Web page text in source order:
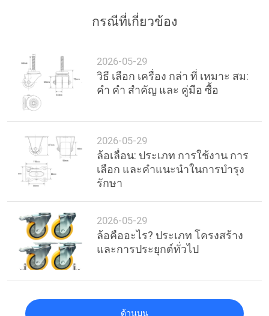
อ้าง
แผนผัง
เว็บไซต์
PRIVACY
POLICY
กรณีที่เกี่ยวข้อง
2026-05-29
วิธี เลือก เครื่อง กล่า ที่ เหมาะ สม:
คํา คํา สําคัญ และ คู่มือ ซื้อ
2026-05-29
ล้อเลื่อน: ประเภท การใช้งาน การ
เลือก และคำแนะนำในการบำรุง
รักษา
2026-05-29
ล้อคืออะไร? ประเภท โครงสร้าง
และการประยุกต์ทั่วไป
ด้านบน